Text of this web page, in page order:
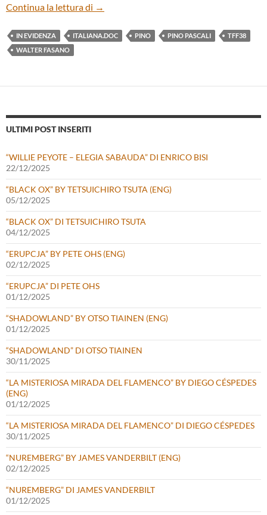
Continua la lettura di “PINO” DI WALTER FASANO
→
IN EVIDENZA ITALIANA.DOC PINO PINO PASCALI
TFF38
WALTER FASANO
ULTIMI POST INSERITI
“WILLIE PEYOTE – ELEGIA SABAUDA” DI ENRICO BISI
22/12/2025
“BLACK OX” BY TETSUICHIRO TSUTA (ENG)
05/12/2025
“BLACK OX” DI TETSUICHIRO TSUTA
04/12/2025
“ERUPCJA” BY PETE OHS (ENG)
02/12/2025
“ERUPCJA” DI PETE OHS
01/12/2025
“SHADOWLAND” BY OTSO TIAINEN (ENG)
01/12/2025
“SHADOWLAND” DI OTSO TIAINEN
30/11/2025
“LA MISTERIOSA MIRADA DEL FLAMENCO” BY DIEGO CÉSPEDES
(ENG)
01/12/2025
“LA MISTERIOSA MIRADA DEL FLAMENCO” DI DIEGO CÉSPEDES
30/11/2025
“NUREMBERG” BY JAMES VANDERBILT (ENG)
02/12/2025
“NUREMBERG” DI JAMES VANDERBILT
01/12/2025